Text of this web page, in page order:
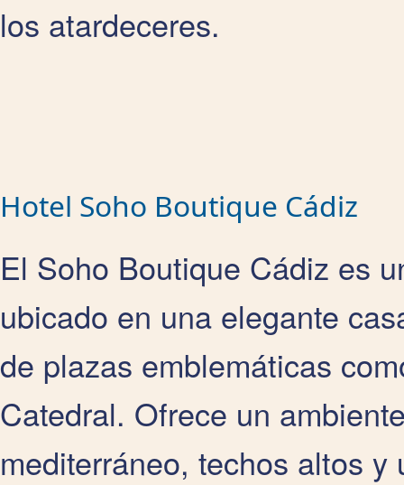
los atardeceres.
Hotel Soho Boutique Cádiz
El Soho Boutique Cádiz es
ubicado en una elegante
de plazas emblemáticas
Catedral. Ofrece un
mediterráneo, techos altos